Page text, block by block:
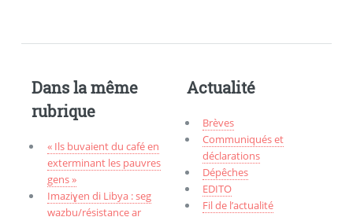
Dans la même
rubrique
« Ils buvaient du café en
exterminant les pauvres
gens »
Imaziɣen di Libya : seg
wazbu/résistance ar
Actualité
Brèves
Communiqués et
déclarations
Dépêches
EDITO
Fil de l’actualité